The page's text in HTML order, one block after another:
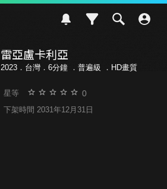
雷亞盧卡利亞
2023．台灣．6分鐘 ． 普遍級 ．HD畫質
星等 0
下架時間 2031年12月31日